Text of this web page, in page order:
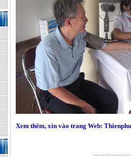
Xem thêm, xin vào trang Web: